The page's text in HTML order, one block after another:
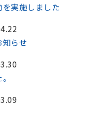
を実施しました
らせ